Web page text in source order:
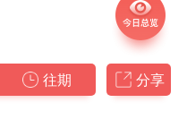
往期 分享